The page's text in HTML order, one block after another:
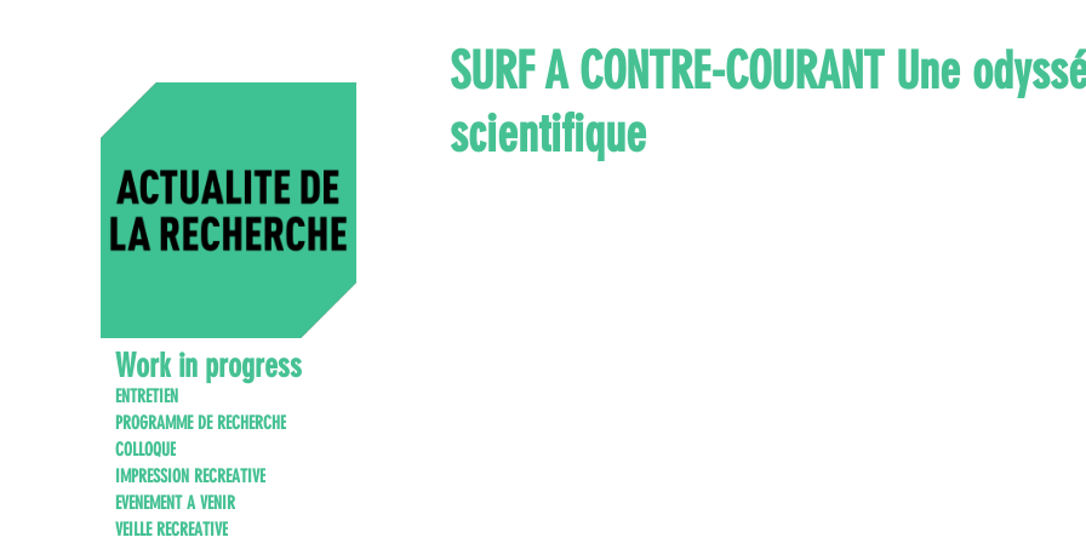
Work in progress
ENTRETIEN
PROGRAMME DE RECHERCHE
COLLOQUE
IMPRESSION RECREATIVE
EVENEMENT A VENIR
VEILLE RECREATIVE
SURF A CONTRE-COURANT Une
scientifique